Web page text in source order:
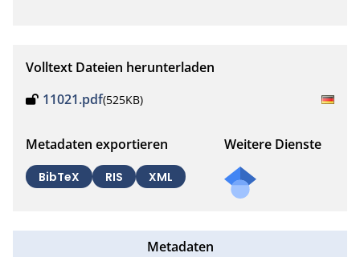
Volltext Dateien herunterladen
11021.pdf(525KB)
Metadaten exportieren
BibTeX RIS XML
Weitere Dienste
Metadaten